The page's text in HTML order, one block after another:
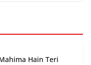
| Mahima Hain Teri